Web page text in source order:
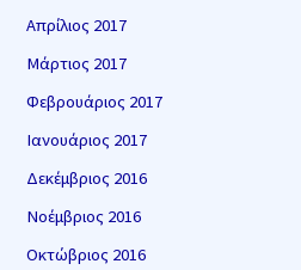
Απρίλιος 2017
Μάρτιος 2017
Φεβρουάριος 2017
Ιανουάριος 2017
Δεκέμβριος 2016
Νοέμβριος 2016
Οκτώβριος 2016